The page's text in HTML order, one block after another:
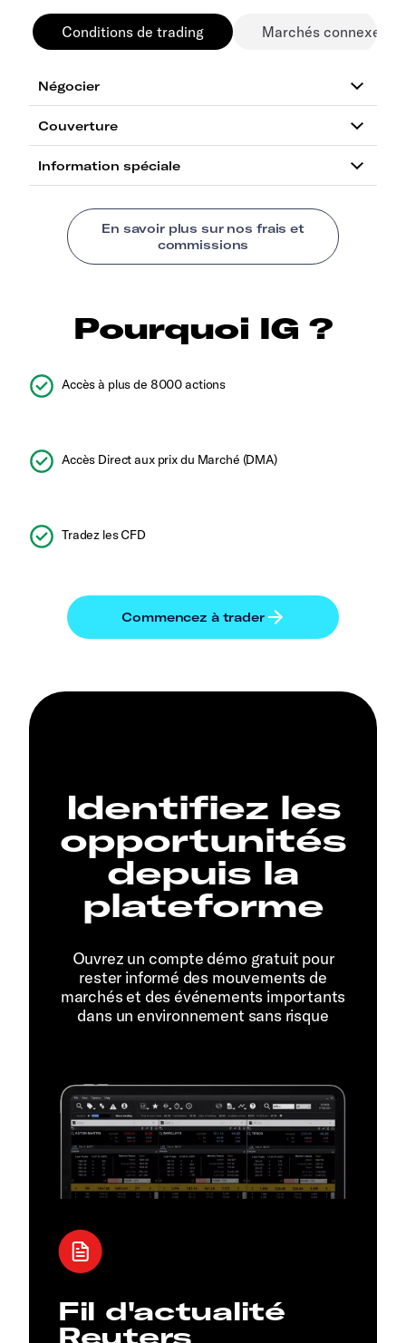
Conditions de trading Marchés connexes
Pourquoi IG ?
Accès à plus de 8000 actions
Accès Direct aux prix du Marché (DMA)
Tradez les CFD
Identifiez les
opportunités
depuis la
plateforme
Ouvrez un compte démo gratuit pour
rester informé des mouvements de
marchés et des événements importants
dans un environnement sans risque
Fil d'actualité
Reuters